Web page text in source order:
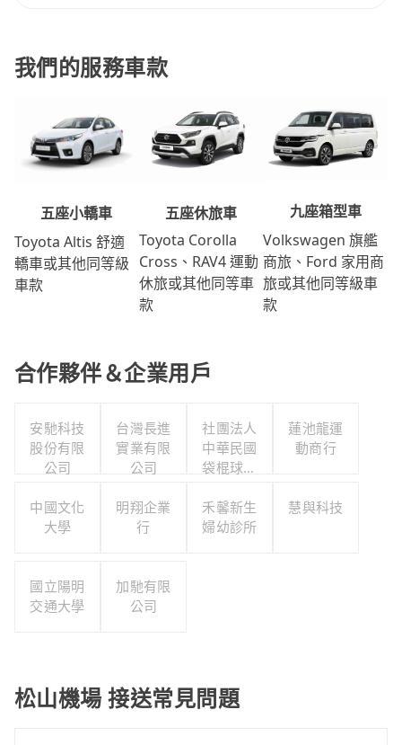
我們的服務車款
五座小轎車
Toyota Altis 舒適
轎車或其他同等級
車款
五座休旅車
Toyota Corolla
Cross、RAV4 運動
休旅或其他同等車
款
九座箱型車
Volkswagen 旗艦
商旅、Ford 家用商
旅或其他同等級車
款
合作夥伴＆企業用戶
安馳科技
股份有限
公司
台灣長進
實業有限
公司
社團法人
中華民國
袋棍球運
蓮池龍運
動商行
中國文化
大學
明翔企業
行
禾馨新生
婦幼診所
慧與科技
國立陽明
交通大學
加馳有限
公司
松山機場 接送常見問題